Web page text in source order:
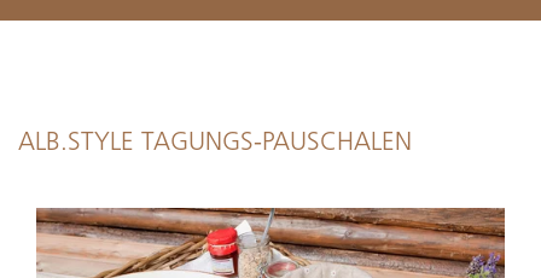
ALB.STYLE TAGUNGS-PAUSCHALEN